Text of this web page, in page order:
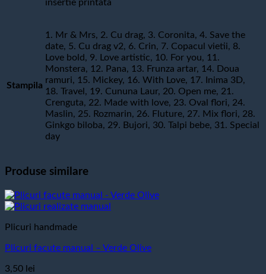
insertie printata
Stampila
1. Mr & Mrs, 2. Cu drag, 3. Coronita, 4. Save the
date, 5. Cu drag v2, 6. Crin, 7. Copacul vietii, 8.
Love bold, 9. Love artistic, 10. For you, 11.
Monstera, 12. Pana, 13. Frunza artar, 14. Doua
ramuri, 15. Mickey, 16. With Love, 17. Inima 3D,
18. Travel, 19. Cununa Laur, 20. Open me, 21.
Crenguta, 22. Made with love, 23. Oval flori, 24.
Maslin, 25. Rozmarin, 26. Fluture, 27. Mix flori, 28.
Ginkgo biloba, 29. Bujori, 30. Talpi bebe, 31. Special
day
Produse similare
Plicuri handmade
Plicuri facute manual – Verde Olive
3,50 lei